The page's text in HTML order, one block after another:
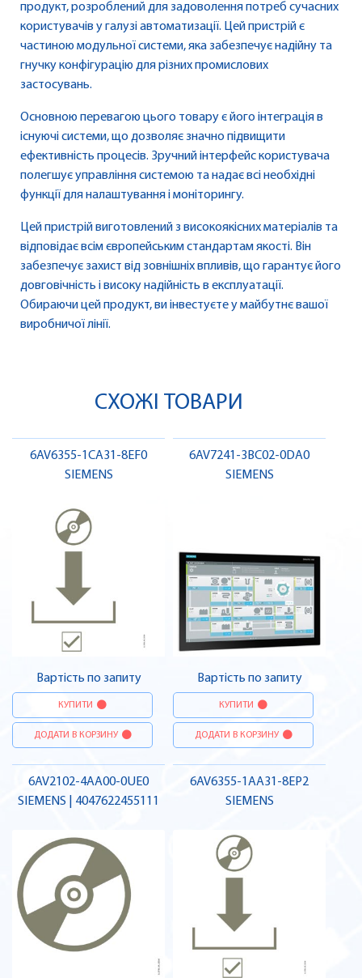
продукт, розроблений для задоволення потреб сучасних
користувачів у галузі автоматизації. Цей пристрій є
частиною модульної системи, яка забезпечує надійну та
гнучку конфігурацію для різних промислових
застосувань.
Основною перевагою цього товару є його інтеграція в
існуючі системи, що дозволяє значно підвищити
ефективність процесів. Зручний інтерфейс користувача
полегшує управління системою та надає всі необхідні
функції для налаштування і моніторингу.
Цей пристрій виготовлений з високоякісних матеріалів та
відповідає всім європейським стандартам якості. Він
забезпечує захист від зовнішніх впливів, що гарантує його
довговічність і високу надійність в експлуатації.
Обираючи цей продукт, ви інвестуєте у майбутнє вашої
виробничої лінії.
СХОЖІ ТОВАРИ
6AV6355-1CA31-8EF0
SIEMENS
Вартість по запиту
КУПИТИ
ДОДАТИ В КОРЗИНУ
6AV7241-3BC02-0DA0
SIEMENS
Вартість по запиту
КУПИТИ
ДОДАТИ В КОРЗИНУ
6AV2102-4AA00-0UE0
SIEMENS | 4047622455111
6AV6355-1AA31-8EP2
SIEMENS